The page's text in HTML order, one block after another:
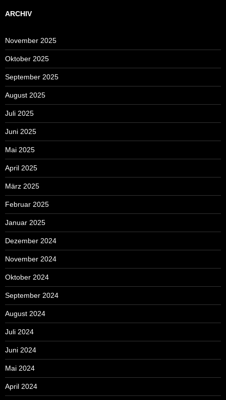
ARCHIV
November 2025
Oktober 2025
September 2025
August 2025
Juli 2025
Juni 2025
Mai 2025
April 2025
März 2025
Februar 2025
Januar 2025
Dezember 2024
November 2024
Oktober 2024
September 2024
August 2024
Juli 2024
Juni 2024
Mai 2024
April 2024